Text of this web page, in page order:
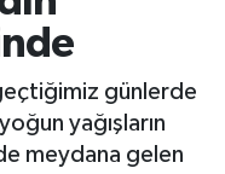
günlerde
yağışların
meydana gelen